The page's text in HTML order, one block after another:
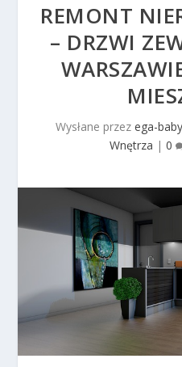
REMONT
– DRZWI
Wysłane przez ega-
Wnętrza | 0